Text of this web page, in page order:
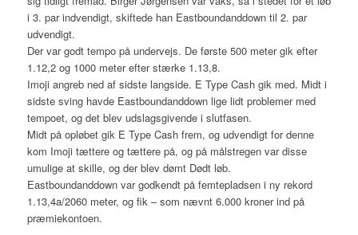
i 3. par indvendigt, skiftede han Eastboundanddown til 2. par
udvendigt.
Der var godt tempo på undervejs. De første 500 meter gik efter
1.12,2 og 1000 meter efter stærke 1.13,8.
Imoji angreb ned af sidste langside. E Type Cash gik med. Midt i
sidste sving havde Eastboundanddown lige lidt problemer med
tempoet, og det blev udslagsgivende i slutfasen.
Midt på opløbet gik E Type Cash frem, og udvendigt for denne
kom Imoji tættere og tættere på, og på målstregen var disse
umulige at skille, og der blev dømt Dødt løb.
Eastboundanddown var godkendt på femtepladsen i ny rekord
1.13,4a/2060 meter, og fik – som nævnt 6.000 kroner ind på
præmiekontoen.